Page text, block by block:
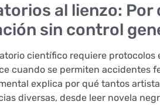
al lienzo: Por
sin control
científico requiere
cuando se permiten accidentes
explica por qué tantos
diversas, desde leer novela